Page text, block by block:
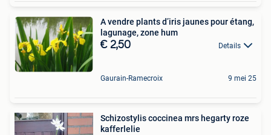
A vendre plants d’iris jaunes pour étang,
lagunage, zone hum
€ 2,50 Details
Gaurain-Ramecroix 9 mei 25
Schizostylis coccinea mrs hegarty roze
kafferlelie